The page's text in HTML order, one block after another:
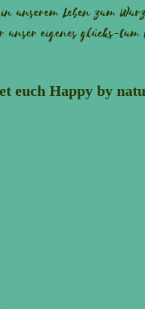
Leben zum
eigenes glücks-
euch Happy by